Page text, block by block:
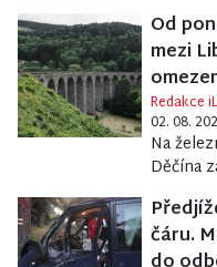
Od
mezi
Redakce
02. 08.
Na
Děčína
čáru.